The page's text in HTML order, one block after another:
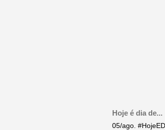
Hoje é dia de...
05/ago.